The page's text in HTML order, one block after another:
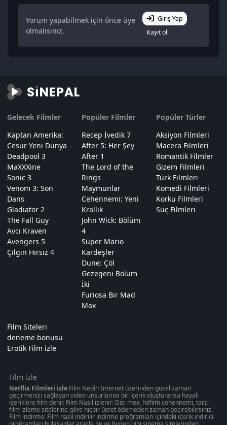
Yorum yapabilmek için önce üye
olmalısınız.
Giriş Yap
Kayıt ol
Gelecek Filmler
Kaptan Amerika:
Cesur Yeni Dünya
Deadpool 3
MaXXXine
Sonic 3
Venom 3: Son
Dans
Gladiator 2
The Fall Guy
Avcı Kraven
Avengers 5
Çılgın Hırsız 4
Popüler Filmler
Recep İvedik 7
After 5: Her Şey
After 1
The Lord of the
Rings
Maymunlar
Cehennemi: Yeni
Krallık
John Wick: Bölüm
4
Süper Mario
Kardeşler
Dune: Çöl
Gezegeni Bölüm
İki
Furiosa Bir Mad
Max
Popüler Türler
Aksiyon Filmleri
Macera Filmleri
Romantik Filmler
Gizem Filmleri
Türk Filmleri
Komedi Filmleri
Korku Filmleri
Suç Filmleri
Film Siteleri
deneme bonusu
Erotik Film izle
Film izle
Netflix Filmleri izleFilm Nedir: İnternet üzerinden güzel zaman
geçirmenizi sağlayan video unsurlarına bir içerik oluşturansa hayali
içeriklere film denir. Film Nasıl izlenir: Dizi mex, hdfilm cehennemi, tarzı
film izleme sitelerine göre hiçbir ücret ödemeden zaman geçirebilirsiniz.
Film indirme: Film nasıl indirilir indirme proğramları içindeki içerik indirici